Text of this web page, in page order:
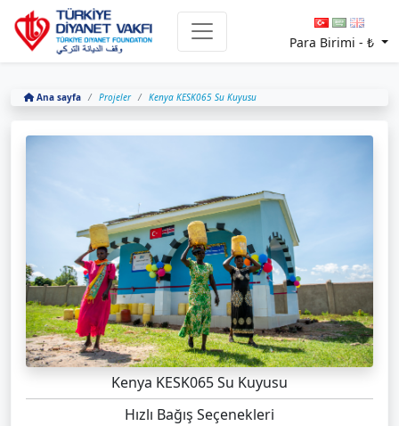
Para Birimi -₺
Ana sayfa Projeler Kenya KESK065 Su Kuyusu
Kenya KESK065 Su Kuyusu
Hızlı Bağış Seçenekleri